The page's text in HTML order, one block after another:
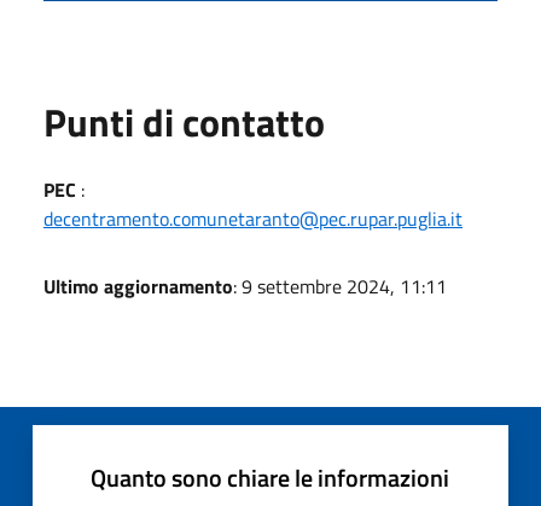
Punti di contatto
PEC :
decentramento.comunetaranto@pec.rupar.puglia.it
Ultimo aggiornamento: 9 settembre 2024, 11:11
Quanto sono chiare le informazioni